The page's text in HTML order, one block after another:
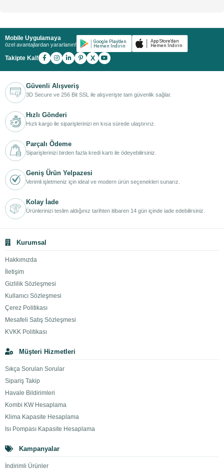
Mobile Uygulamaya
özel avantajlardan yararlanın!
Takipte Kal! X
Güvenli Alışveriş
3D Secure ve 256 Bit SSL ile alışverişte tam güvenlik sağlar.
Hızlı Gönderi
Hızlı kargo ile siparişlerinizi en kısa sürede ulaştırırız.
Parçalı Ödeme
Siparişlerinizi birden fazla kredi kartı ile ödeyebilirsiniz.
Geniş Ürün Yelpazesi
Verimli işletmeniz için ideal ve modern ürün seçenekleri sunarız.
Kolay İade
Ürünlerinizi teslim aldığınız tarihten itibaren 14 gün içinde iade edebilirsiniz.
Kurumsal
Hakkımızda
İletişim
Gizlilik Sözleşmesi
Kullanıcı Sözleşmesi
Çerez Politikası
Mesafeli Satış Sözleşmesi
KVKK Politikası
Müşteri Hizmetleri
Sıkça Sorulan Sorular
Sipariş Takip
Havale Bildirimleri
Kombi KW Hesaplama
Klima Kapasite Hesaplama
Isı Pompası Kapasite Hesaplama
Kampanyalar
İndirimli Ürünler